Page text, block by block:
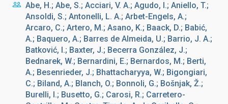
Abe, H.; Abe, S.; Acciari, V. A.; Agudo, I.; Aniello, T.;
Ansoldi, S.; Antonelli, L. A.; Arbet-Engels, A.;
Arcaro, C.; Artero, M.; Asano, K.; Baack, D.; Babić,
A.; Baquero, A.; Barres de Almeida, U.; Barrio, J. A.;
Batković, I.; Baxter, J.; Becerra González, J.;
Bednarek, W.; Bernardini, E.; Bernardos, M.; Berti,
A.; Besenrieder, J.; Bhattacharyya, W.; Bigongiari,
C.; Biland, A.; Blanch, O.; Bonnoli, G.; Bošnjak, Ž.;
Burelli, I.; Busetto, G.; Carosi, R.; Carretero-